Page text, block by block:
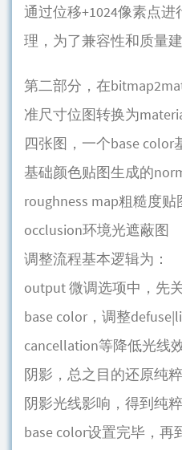
通过位移+1024像素点
理，为了兼容性和质量
第二部分，在
准尺寸位图转换为
四张图，一个base
基础颜色贴图生成的
roughness map粗糙度
occlusion环境光遮蔽图
调整流程基本逻辑为：
output 微调选项中，先
base color，调整
cancellation等降低光线
阴影，总之目的还原纯
阴影光线影响，得到纯
base color设置完毕，